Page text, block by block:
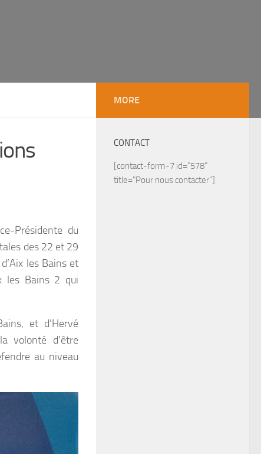
Présidente du
des 22 et 29
les Bains et
les Bains 2 qui
et d’Hervé
volonté d’être
au niveau
MORE
CONTACT
[contact-form-7 id="578"
title="Pour nous contacter"]